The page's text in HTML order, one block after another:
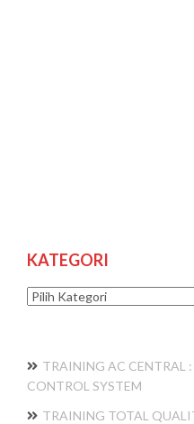
KATEGORI
Kategori
TRAINING AC CENTRAL
CONTROL SYSTEM
TRAINING TOTAL